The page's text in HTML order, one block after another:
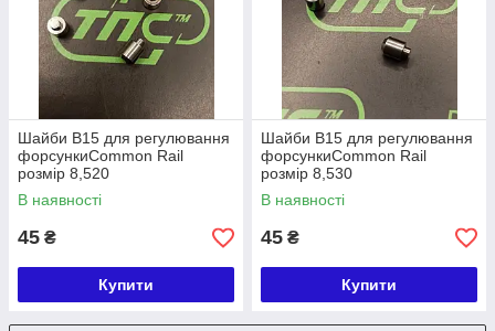
Шайби B15 для регулювання
форсункиCommon Rail
розмір 8,520
В наявності
45 ₴
Купити
Шайби B15 для регулювання
форсункиCommon Rail
розмір 8,530
В наявності
45 ₴
Купити